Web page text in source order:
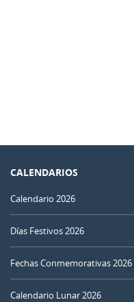
CALENDARIOS
Calendario 2026
Días Festivos 2026
Fechas Conmemorativas 2026
Calendario Lunar 2026